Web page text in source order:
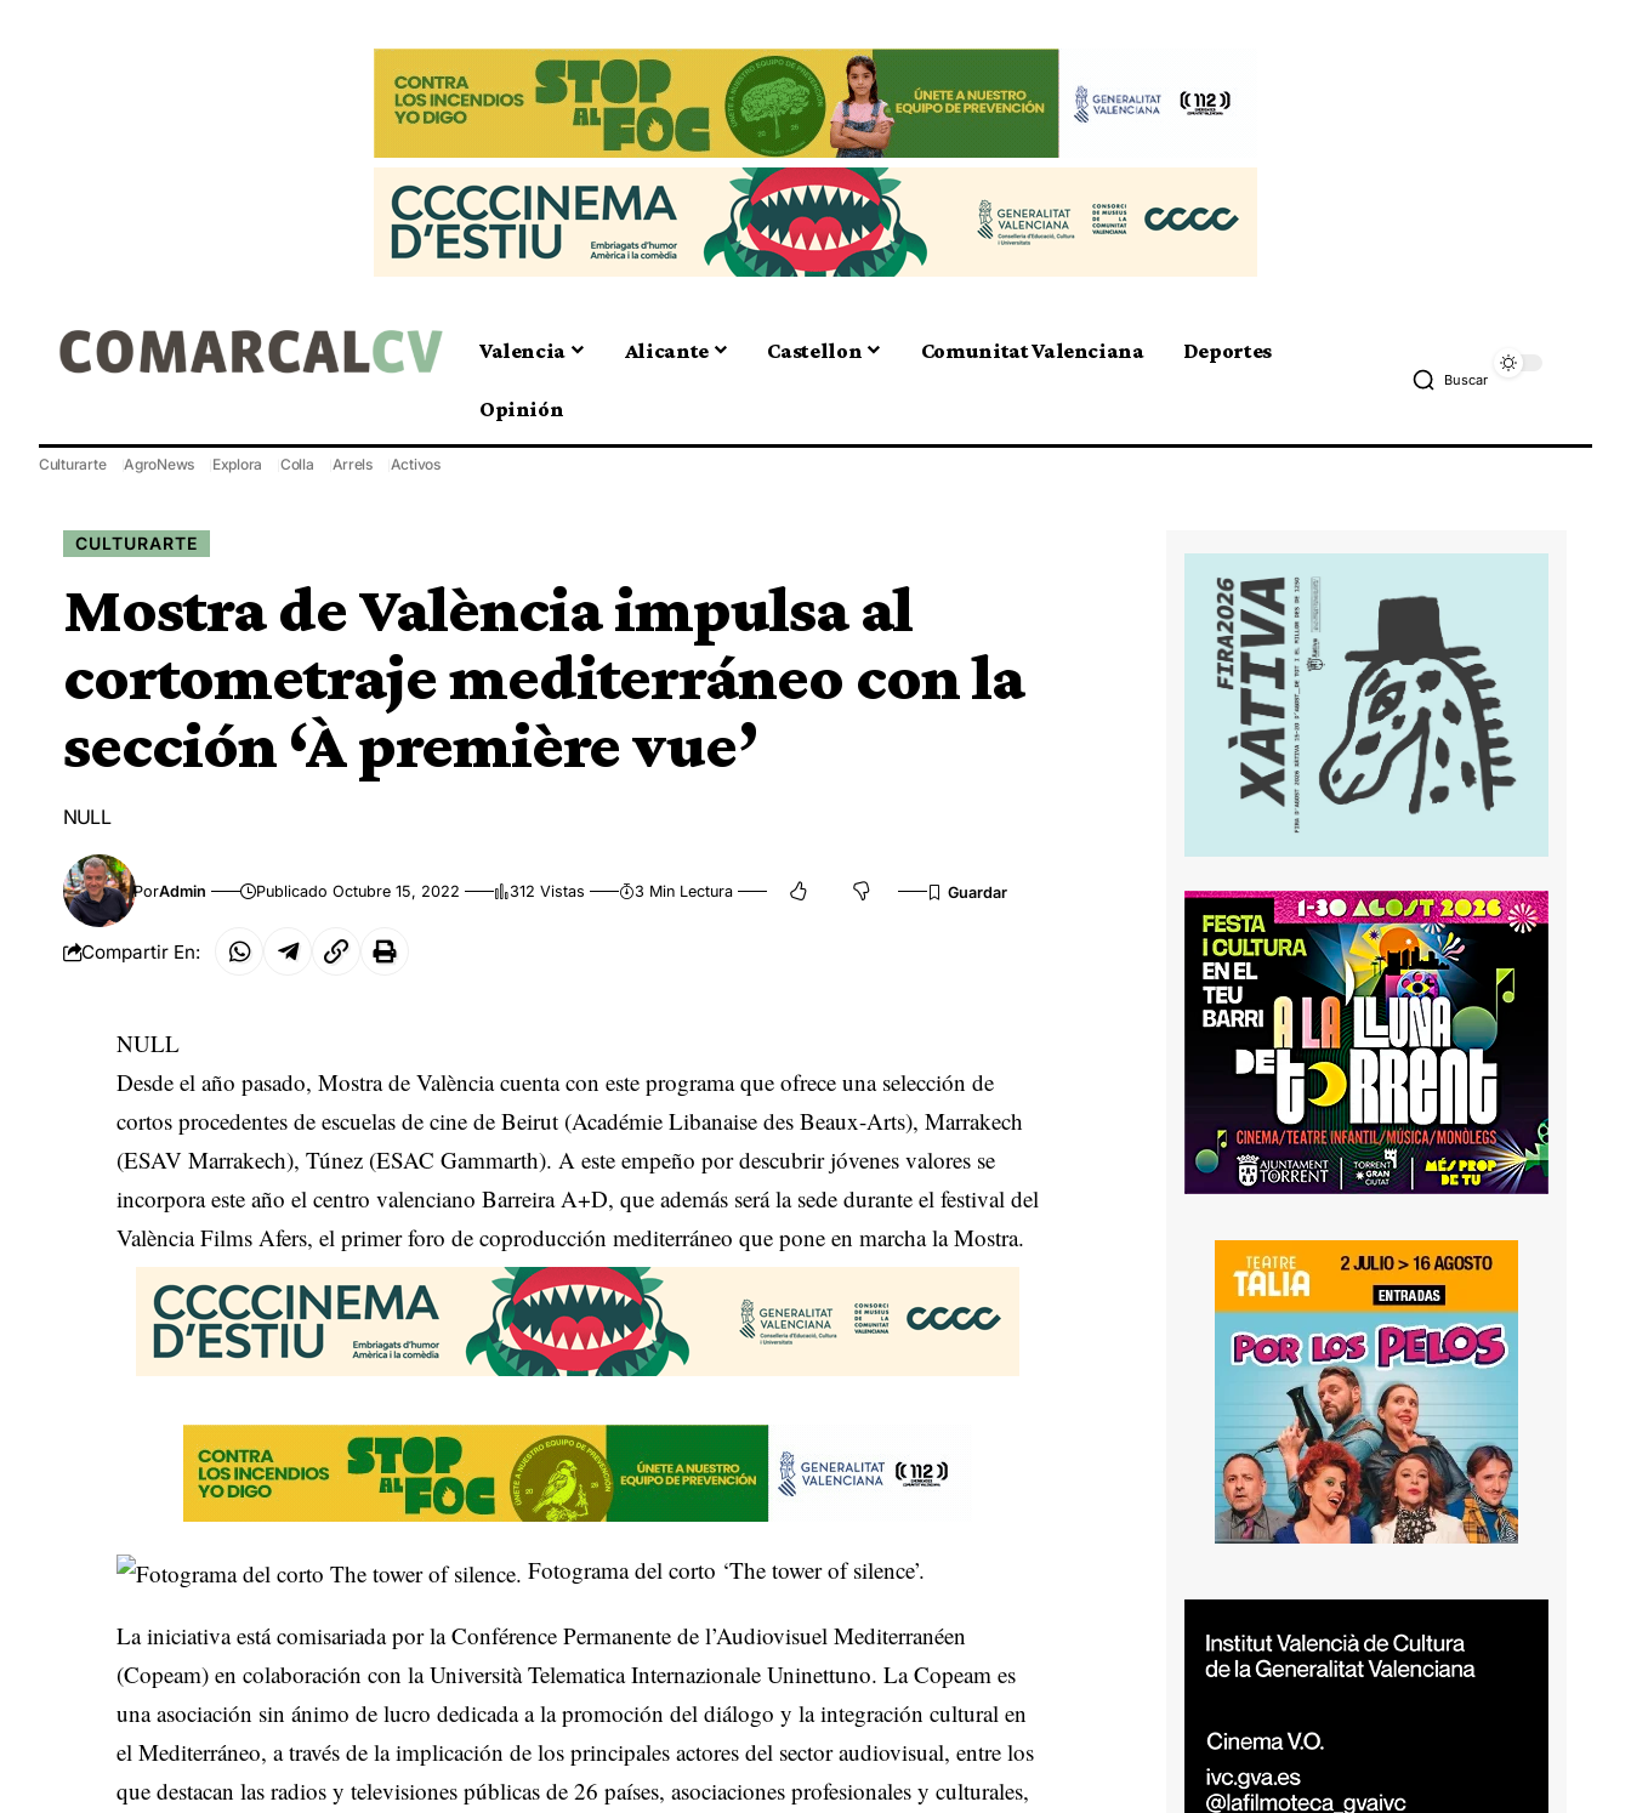
Valencia Alicante Castellon Comunitat Valenciana Deportes
Opinión
Buscar
Culturarte AgroNews Explora Colla Arrels Activos
CULTURARTE
Mostra de València impulsa al
cortometraje mediterráneo con la
sección ‘À première vue’
NULL
PorAdmin Publicado Octubre 15, 2022 312 Vistas 3 Min Lectura
Compartir En:
NULL
Desde el año pasado, Mostra de València cuenta con este programa que ofrece una selección de
cortos procedentes de escuelas de cine de Beirut (Académie Libanaise des Beaux-Arts), Marrakech
(ESAV Marrakech), Túnez (ESAC Gammarth). A este empeño por descubrir jóvenes valores se
incorpora este año el centro valenciano Barreira A+D, que además será la sede durante el festival del
València Films Afers, el primer foro de coproducción mediterráneo que pone en marcha la Mostra.
Fotograma del corto ‘The tower of silence’.
La iniciativa está comisariada por la Conférence Permanente de l’Audiovisuel Mediterranéen
(Copeam) en colaboración con la Università Telematica Internazionale Uninettuno. La Copeam es
una asociación sin ánimo de lucro dedicada a la promoción del diálogo y la integración cultural en
el Mediterráneo, a través de la implicación de los principales actores del sector audiovisual, entre los
que destacan las radios y televisiones públicas de 26 países, asociaciones profesionales y culturales,